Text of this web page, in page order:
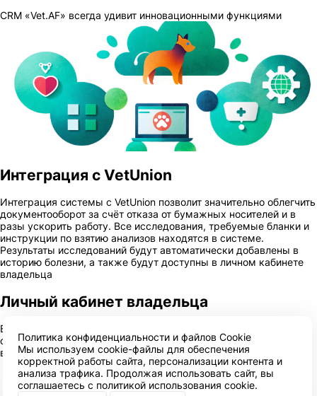
CRM «Vet.AF» всегда удивит инновационными функциями
Интеграция с VetUnion
Интеграция системы с VetUnion позволит значительно облегчить
документооборот за счёт отказа от бумажных носителей и в
разы ускорить работу. Все исследования, требуемые бланки и
инструкции по взятию анализов находятся в системе.
Результаты исследований будут автоматически добавлены в
историю болезни, а также будут доступны в личном кабинете
владельца
Личный кабинет владельца
Владелец в личном кабинете может записаться на приём,
ознакомиться с историей болезни или обратиться к лечащему
врачу напрямую через чат или через мессенджеры
Политика конфиденциальности и файлов Cookie
Мы используем cookie-файлы для обеспечения
корректной работы сайта, персонализации контента и
анализа трафика. Продолжая использовать сайт, вы
соглашаетесь с политикой использования cookie.